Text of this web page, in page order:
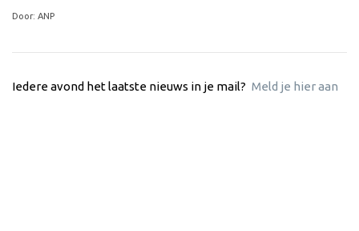
Door: ANP
Iedere avond het laatste nieuws in je mail? Meld je hier aan